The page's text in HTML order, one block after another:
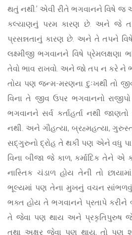
થતું નથી.’ એવી રીતે ભગવાનને વિષે
કલ્યાણનું પરમ કારણ છે. અને જે
પ્રસન્નતાનું કારણ છે. અને તે તપને
લક્ષ્મીજી ભગવાનને વિષે પ્રેમલક્ષણા
તેવો ભાવ રાખવો. અને જો તપ ન કરે ને
તોય પણ જન્મ-મરણના દુઃખથી તો
વિના તે જીવ ઉપર ભગવાનનો
ભગવાનને સર્વ કર્તાહર્તા નથી
નથી. અને ગૌહત્યા, બ્રહ્મહત્યા,
સદ્ગુરુનો દ્રોહ તે થકી પણ એને વધુ
વિના બીજા જે કાળ, કર્માદિક તેને એ
નાસ્તિક ચંડાળ હોય તેની તો
ભૂલ્યમાં પણ તેના મુખનું વચન
ભક્ત હોય તે ભગવાનને પ્રતાપે કરીને
તે જેવા પણ થાય અને પ્રકૃતિપુરુષ
તથા અક્ષર જેવા પણ થાય, તો પણ